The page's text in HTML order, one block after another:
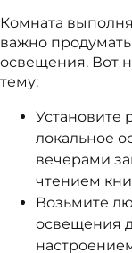
Комната
важно
освещения. Вот
тему:
Установите
локальное
вечерами
чтением
Возьмите
освещения